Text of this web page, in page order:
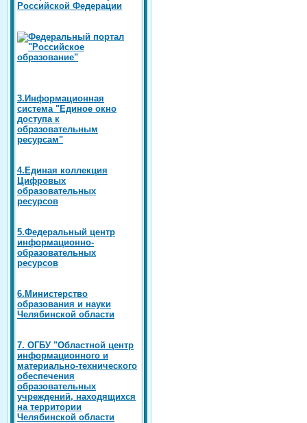
3.Информационная
система "Единое окно
доступа к
образовательным
ресурсам"
4.Единая коллекция
Цифровых
образовательных
ресурсов
5.Федеральный центр
информационно-
образовательных
ресурсов
6.Министерство
образования и науки
Челябинской области
7. ОГБУ "Областной центр
информационного и
материально-технического
обеспечения
образовательных
учреждений, находящихся
на территории
Челябинской области